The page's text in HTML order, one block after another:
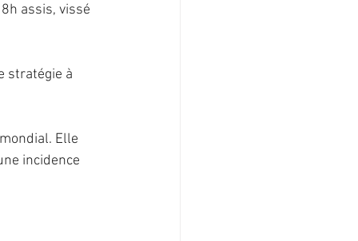
assis, vissé
stratégie à
Elle
incidence